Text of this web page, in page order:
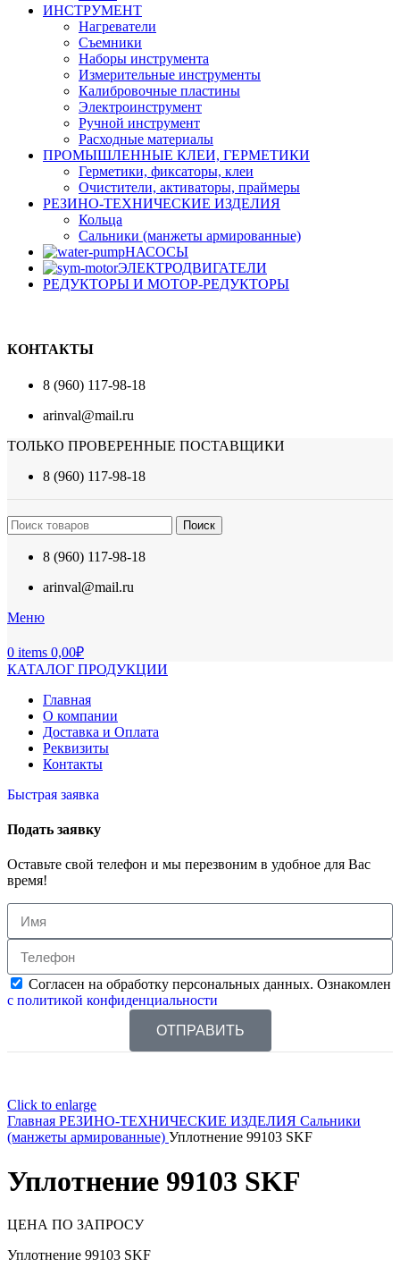
ИНСТРУМЕНТ
Нагреватели
Съемники
Наборы инструмента
Измерительные инструменты
Калибровочные пластины
Электроинструмент
Ручной инструмент
Расходные материалы
ПРОМЫШЛЕННЫЕ КЛЕИ, ГЕРМЕТИКИ
Герметики, фиксаторы, клеи
Очистители, активаторы, праймеры
РЕЗИНО-ТЕХНИЧЕСКИЕ ИЗДЕЛИЯ
Кольца
Сальники (манжеты армированные)
НАСОСЫ
ЭЛЕКТРОДВИГАТЕЛИ
РЕДУКТОРЫ И МОТОР-РЕДУКТОРЫ
КОНТАКТЫ
8 (960) 117-98-18
arinval@mail.ru
ТОЛЬКО ПРОВЕРЕННЫЕ ПОСТАВЩИКИ
8 (960) 117-98-18
Поиск
8 (960) 117-98-18
arinval@mail.ru
Меню
0 items 0,00₽
КАТАЛОГ ПРОДУКЦИИ
Главная
О компании
Доставка и Оплата
Реквизиты
Контакты
Быстрая заявка
Подать заявку
Оставьте свой телефон и мы перезвоним в удобное для Вас
время!
Согласен на обработку персональных данных. Ознакомлен
с политикой конфиденциальности
ОТПРАВИТЬ
Click to enlarge
Главная РЕЗИНО-ТЕХНИЧЕСКИЕ ИЗДЕЛИЯ Сальники
(манжеты армированные) Уплотнение 99103 SKF
Уплотнение 99103 SKF
ЦЕНА ПО ЗАПРОСУ
Уплотнение 99103 SKF